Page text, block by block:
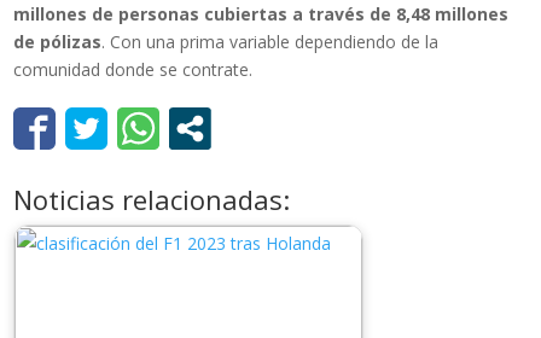
millones de personas cubiertas a través de 8,48 millones
de pólizas. Con una prima variable dependiendo de la
comunidad donde se contrate.
Noticias relacionadas: